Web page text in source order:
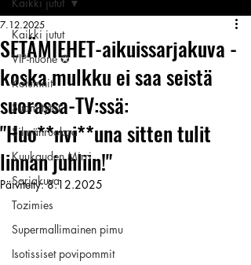
Kaikki jutut
VIP-huone ✪
Kolumnit
Suomitytöt
Silmänruokaa
Kuukauden Mirri
Sarjakuva
Tozimies
Supermallimainen pimu
Isotissiset povipommit
SETÄMIEHET-aikuissarjakuva -
koska mulkku ei saa seistä
suorassa-TV:ssä:
"Huo**nvi**una sitten tulit
linnan juhliin!"
7.12.2025
Päivitetty:8.12.2025